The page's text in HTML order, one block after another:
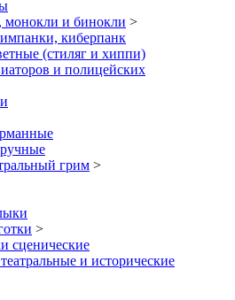
монокли и бинокли >
киберпанк
(стиляг и хиппи)
и полицейских
грим >
>
сценические
и исторические